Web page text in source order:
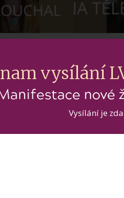
NA TĚLE
vysílání
nové
Vysílání je